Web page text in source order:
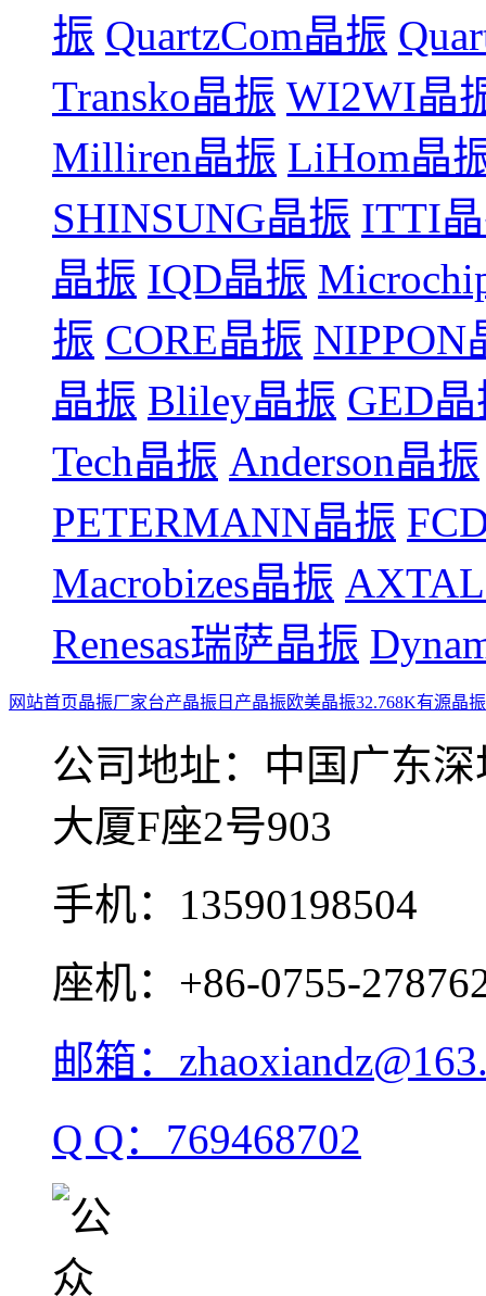
振 QuartzCom晶振
Transko晶振 WI2WI晶
Milliren晶振 LiHom晶
SHINSUNG晶振 ITTI
晶振 IQD晶振
振 CORE晶振 NIPPON
晶振 Bliley晶振 GED
Tech晶振 Anderson晶振
PETERMANN晶振
Macrobizes晶振
Renesas瑞萨晶振
网站首页晶振厂家台产晶振 日产晶振欧美晶振32.768K有源晶振
公司地址：中国广东
大厦F座2号903
手机：13590198504
座机：+86-0755-
邮箱：
Q Q：769468702